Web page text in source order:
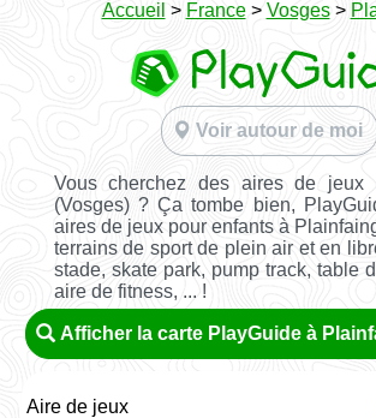
Accueil > France> Vosges>
Voir autour de moi
Vous cherchez des aires de jeux
(Vosges) ? Ça tombe bien,
aires de jeux pour enfants à
terrains de sport de plein air et en
stade, skate park, pump track, table
aire de fitness, ... !
Afficher la carte PlayGuide à
Aire de jeux